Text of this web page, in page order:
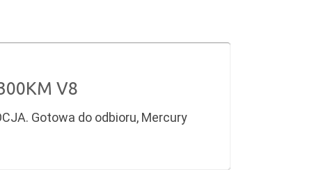
V8
Gotowa do odbioru, Mercury